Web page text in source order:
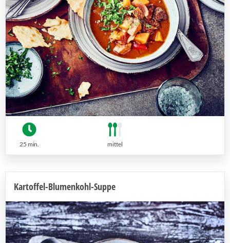
25 min. mittel
Kartoffel-Blumenkohl-Suppe